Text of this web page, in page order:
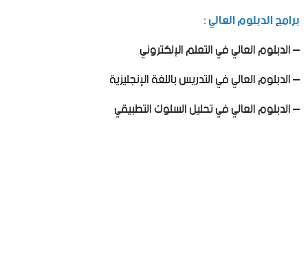
برامج الدبلوم العالي :
– الدبلوم العالي في التعلم الإلكتروني
– الدبلوم العالي في التدريس باللغة الإنجليزية
– الدبلوم العالي في تحليل السلوك التطبيقي